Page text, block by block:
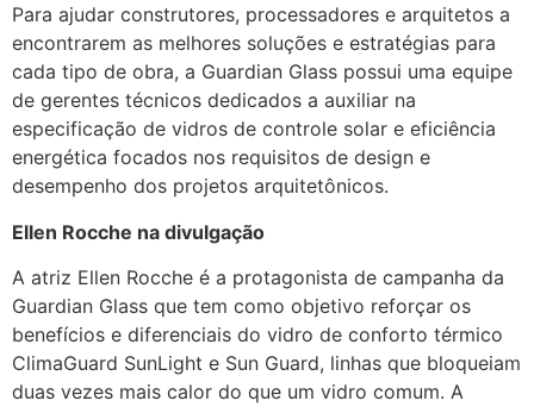
Para ajudar construtores, processadores e arquitetos a
encontrarem as melhores soluções e estratégias para
cada tipo de obra, a Guardian Glass possui uma equipe
de gerentes técnicos dedicados a auxiliar na
especificação de vidros de controle solar e eficiência
energética focados nos requisitos de design e
desempenho dos projetos arquitetônicos.
Ellen Rocche na divulgação
A atriz Ellen Rocche é a protagonista de campanha da
Guardian Glass que tem como objetivo reforçar os
benefícios e diferenciais do vidro de conforto térmico
ClimaGuard SunLight e Sun Guard, linhas que bloqueiam
duas vezes mais calor do que um vidro comum. A